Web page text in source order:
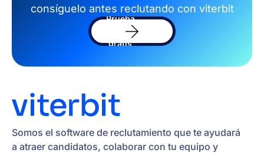
consíguelo antes reclutando con viterbit
Prueba
software
gratis
Somos el software de reclutamiento que te ayudará
a atraer candidatos, colaborar con tu equipo y